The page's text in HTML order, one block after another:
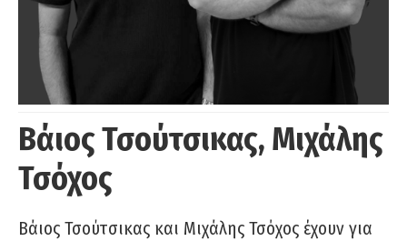
Βάιος Τσούτσικας, Μιχάλης
Τσόχος
Βάιος Τσούτσικας και Μιχάλης Τσόχος έχουν για